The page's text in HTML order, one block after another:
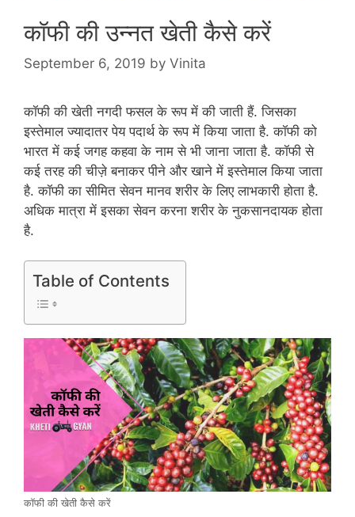
कॉफी की उन्नत खेती कैसे करें
September 6, 2019 by Vinita
कॉफी की खेती नगदी फसल के रूप में की जाती हैं. जिसका
इस्तेमाल ज्यादातर पेय पदार्थ के रूप में किया जाता है. कॉफी को
भारत में कई जगह कहवा के नाम से भी जाना जाता है. कॉफी से
कई तरह की चीज़े बनाकर पीने और खाने में इस्तेमाल किया जाता
है. कॉफी का सीमित सेवन मानव शरीर के लिए लाभकारी होता है.
अधिक मात्रा में इसका सेवन करना शरीर के नुकसानदायक होता
है.
Table of Contents
कॉफी की खेती कैसे करें